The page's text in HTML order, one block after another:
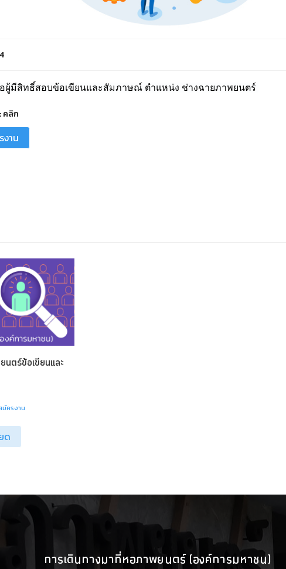
ผู้มีสิทธิ์สอบข้อเขียนและสัมภาษณ์ ตำแหน่ง ช่างฉายภาพยนตร์
คลิก
งาน
นตร์ข้อเขียนและ
มัครงาน
ด
การเดินทางมาที่หอภาพยนตร์ (องค์การมหาชน)